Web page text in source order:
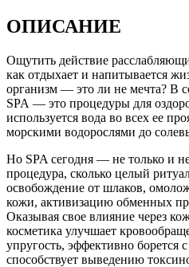
ОПИСАНИЕ
Ощутить действие
как отдыхает и напитывается
организм — это ли не мечта? В
SPA — это процедуры для
используется вода во всех ее
морскими водорослями до
Но SPA сегодня — не только и
процедура, сколько целый
освобождение от шлаков,
кожи, активизацию обменных
Оказывая свое влияние через
косметика улучшает
упругость, эффективно борется
способствует выведению